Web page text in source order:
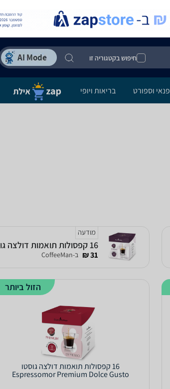
חיפוש בקטגוריה זו
פנאי וספורט בריאות ויופי
מודעה
16 קפסולות תואמות דולצה גוסטו Espressomor Arabika Dolce Gusto
31 ₪ ב-CoffeeMan
הזול ביותר
16 קפסולות תואמות דולצה גוסטו
Espressomor Premium Dolce Gusto